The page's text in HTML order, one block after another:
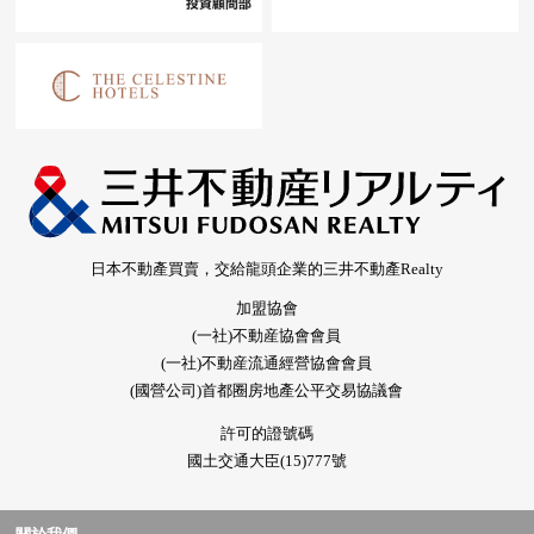
日本不動產買賣，交給龍頭企業的三井不動產Realty
加盟協會
(一社)不動産協會會員
(一社)不動産流通經營協會會員
(國營公司)首都圈房地產公平交易協議會
許可的證號碼
國土交通大臣(15)777號